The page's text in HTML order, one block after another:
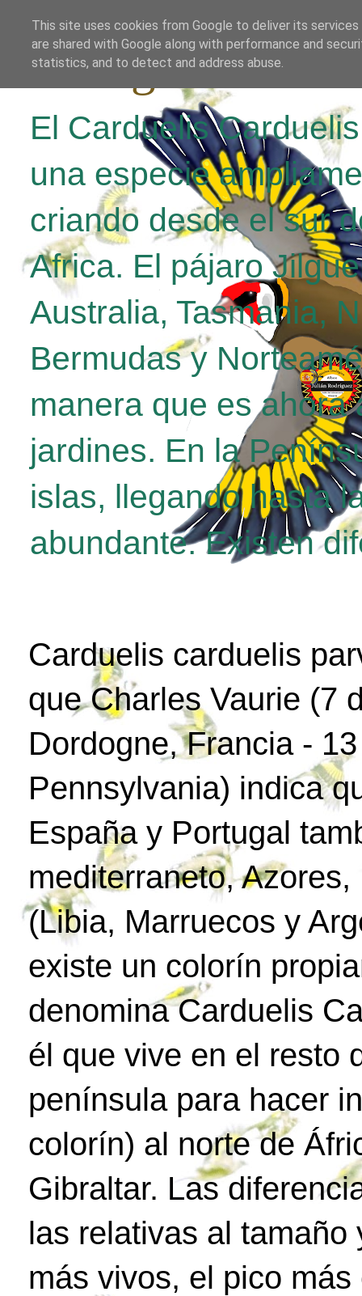
El Jilguero
El Carduelis
una especie
criando desde el sur
Africa. El pájaro
Australia, Tasmania,
Bermudas y
manera que es
jardines. En la
islas, llegando hasta
abundante. Existen
Carduelis carduelis
que Charles Vaurie (7
Dordogne, Francia -
Pennsylvania) indica
España y Portugal
mediterraneto,
(Libia, Marruecos y
existe un colorín
denomina Carduelis
él que vive en el resto
península para hacer
colorín) al norte de
Gibraltar. Las
las relativas al
más vivos, el pico
This site uses cookies from Google to deliver its
are shared with Google along with performance and
statistics, and to detect and address abuse.